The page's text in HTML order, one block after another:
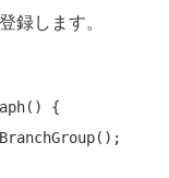
録します。
{